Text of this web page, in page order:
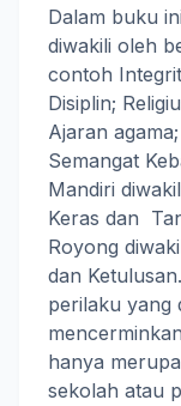
Dalam buku
diwakili oleh
contoh
Disiplin;
Ajaran
Semangat
Mandiri
Keras dan
Royong
dan
perilaku yang
hanya
sekolah atau